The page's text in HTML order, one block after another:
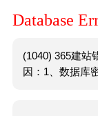
Database
(1040) 365建站
因：1、数据库